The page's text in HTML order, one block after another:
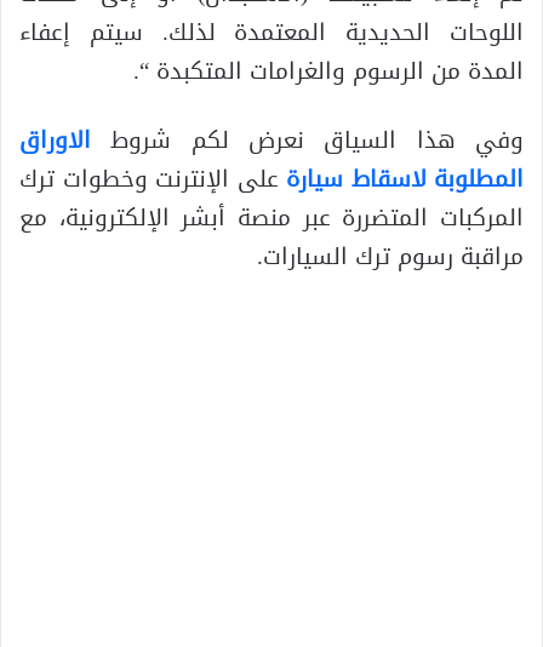
اللوحات الحديدية المعتمدة لذلك. سيتم إعفاء
المدة من الرسوم والغرامات المتكبدة “.
وفي هذا السياق نعرض لكم شروط الاوراق
المطلوبة لاسقاط سيارة على الإنترنت وخطوات ترك
المركبات المتضررة عبر منصة أبشر الإلكترونية، مع
مراقبة رسوم ترك السيارات.